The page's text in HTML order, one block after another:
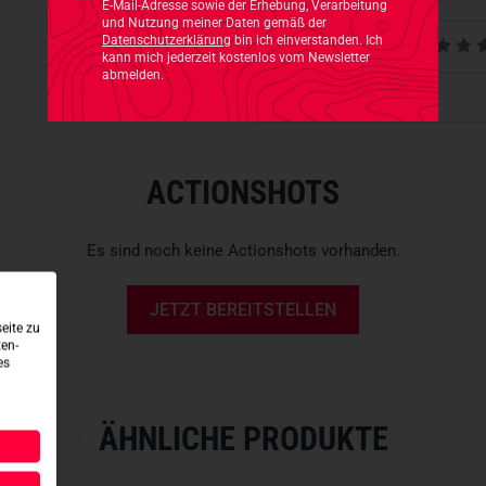
E-Mail-Adresse sowie der Erhebung, Verarbeitung
und Nutzung meiner Daten gemäß der
Datenschutzerklärungbin ich einverstanden. Ich
kann mich jederzeit kostenlos vom Newsletter
abmelden.
Handwerkskunst. So ist das
Schurwolleaus der
Deutschland gewebt. Die
Manufaktur mit über 100
und entspricht höchsten
Beste Nutzbarkeit mit
Umlaufendes Bruchband
Kratzfreier Liner-Stoff für
Handgefertigt in
Innenstoff aus 100%
Loden aus 100% Schurwolle
Produktbewertungen
Produktsicherheit
ACTIONSHOTS
Es sind noch keine Actionshots vorhanden.
JETZT BEREITSTELLEN
ÄHNLICHE PRODUKTE
zu